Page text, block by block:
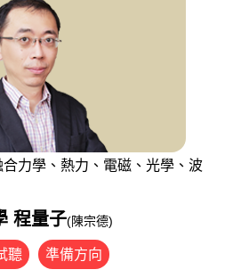
力學、熱力、電磁、光學、波
程量子(陳宗德)
聽 準備方向